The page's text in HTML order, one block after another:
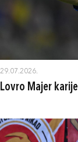
29.07.2026.
Lovro Majer